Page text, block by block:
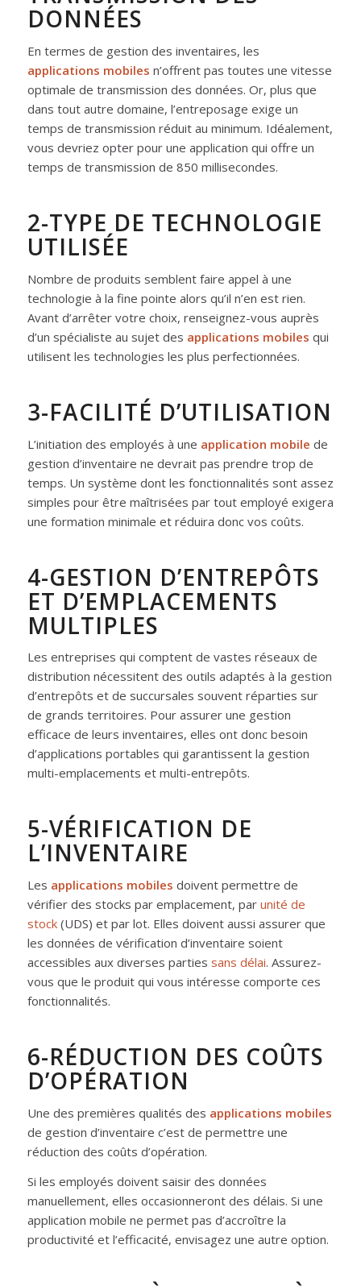
DONNÉES
En termes de gestion des inventaires, les
applications mobiles n’offrent pas toutes une vitesse
optimale de transmission des données. Or, plus que
dans tout autre domaine, l’entreposage exige un
temps de transmission réduit au minimum. Idéalement,
vous devriez opter pour une application qui offre un
temps de transmission de 850 millisecondes.
2-TYPE DE TECHNOLOGIE
UTILISÉE
Nombre de produits semblent faire appel à une
technologie à la fine pointe alors qu’il n’en est rien.
Avant d’arrêter votre choix, renseignez-vous auprès
d’un spécialiste au sujet des applications mobiles qui
utilisent les technologies les plus perfectionnées.
3-FACILITÉ D’UTILISATION
L’initiation des employés à une application mobile de
gestion d’inventaire ne devrait pas prendre trop de
temps. Un système dont les fonctionnalités sont assez
simples pour être maîtrisées par tout employé exigera
une formation minimale et réduira donc vos coûts.
4-GESTION D’ENTREPÔTS
ET D’EMPLACEMENTS
MULTIPLES
Les entreprises qui comptent de vastes réseaux de
distribution nécessitent des outils adaptés à la gestion
d’entrepôts et de succursales souvent réparties sur
de grands territoires. Pour assurer une gestion
efficace de leurs inventaires, elles ont donc besoin
d’applications portables qui garantissent la gestion
multi-emplacements et multi-entrepôts.
5-VÉRIFICATION DE
L’INVENTAIRE
Les applications mobiles doivent permettre de
vérifier des stocks par emplacement, par unité de
stock(UDS) et par lot. Elles doivent aussi assurer que
les données de vérification d’inventaire soient
accessibles aux diverses parties sans délai. Assurez-
vous que le produit qui vous intéresse comporte ces
fonctionnalités.
6-RÉDUCTION DES COÛTS
D’OPÉRATION
Une des premières qualités des applications mobiles
de gestion d’inventaire c’est de permettre une
réduction des coûts d’opération.
Si les employés doivent saisir des données
manuellement, elles occasionneront des délais. Si une
application mobile ne permet pas d’accroître la
productivité et l’efficacité, envisagez une autre option.